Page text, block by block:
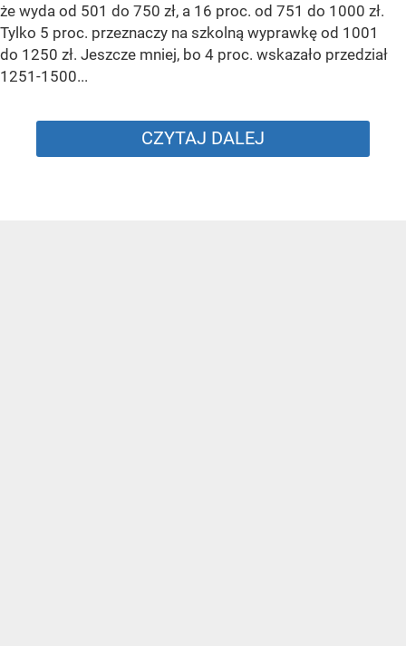
że wyda od 501 do 750 zł, a 16 proc. od 751 do 1000 zł.
Tylko 5 proc. przeznaczy na szkolną wyprawkę od 1001
do 1250 zł. Jeszcze mniej, bo 4 proc. wskazało przedział
1251-1500...
CZYTAJ DALEJ